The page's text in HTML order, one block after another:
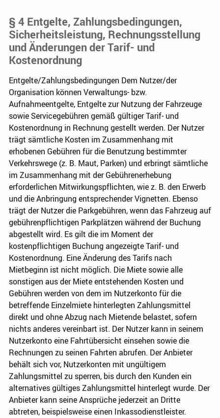
§ 4 Entgelte, Zahlungsbedingungen,
Sicherheitsleistung, Rechnungsstellung
und Änderungen der Tarif- und
Kostenordnung
Entgelte/Zahlungsbedingungen Dem Nutzer/der
Organisation können Verwaltungs- bzw.
Aufnahmeentgelte, Entgelte zur Nutzung der Fahrzeuge
sowie Servicegebühren gemäß gültiger Tarif- und
Kostenordnung in Rechnung gestellt werden. Der Nutzer
trägt sämtliche Kosten im Zusammenhang mit
erhobenen Gebühren für die Benutzung bestimmter
Verkehrswege (z. B. Maut, Parken) und erbringt sämtliche
im Zusammenhang mit der Gebührenerhebung
erforderlichen Mitwirkungspflichten, wie z. B. den Erwerb
und die Anbringung entsprechender Vignetten. Ebenso
trägt der Nutzer die Parkgebühren, wenn das Fahrzeug auf
gebührenpflichtigen Parkplätzen während der Buchung
abgestellt wird. Es gilt die im Moment der
kostenpflichtigen Buchung angezeigte Tarif- und
Kostenordnung. Eine Änderung des Tarifs nach
Mietbeginn ist nicht möglich. Die Miete sowie alle
sonstigen aus der Miete entstehenden Kosten und
Gebühren werden von dem im Nutzerkonto für die
betreffende Einzelmiete hinterlegten Zahlungsmittel
direkt und ohne Abzug nach Mietende belastet, sofern
nichts anderes vereinbart ist. Der Nutzer kann in seinem
Nutzerkonto eine Fahrtübersicht einsehen sowie die
Rechnungen zu seinen Fahrten abrufen. Der Anbieter
behält sich vor, Nutzerkonten mit ungültigem
Zahlungsmittel zu sperren, bis durch den Kunden ein
alternatives gültiges Zahlungsmittel hinterlegt wurde. Der
Anbieter kann seine Ansprüche jederzeit an Dritte
abtreten, beispielsweise einen Inkassodienstleister.